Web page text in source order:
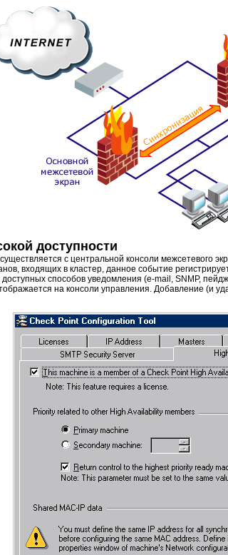
доступности
с центральной консоли межсетевого
входящих в кластер, данное событие
способов уведомления (e-mail, SNMP,
на консоли управления. Добавление (и